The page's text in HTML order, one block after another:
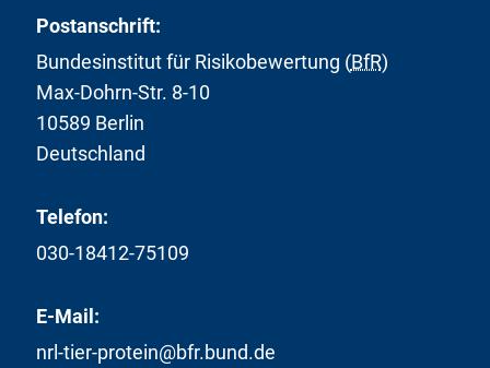
Postanschrift:
Bundesinstitut für Risikobewertung (BfR)
Max-Dohrn-Str. 8-10
10589 Berlin
Deutschland
Telefon:
030-18412-75109
E-Mail:
nrl-tier-protein@bfr.bund.de